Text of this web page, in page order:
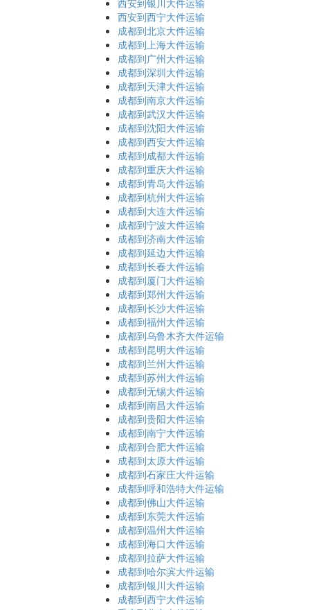
西安到银川大件运输
西安到西宁大件运输
成都到北京大件运输
成都到上海大件运输
成都到广州大件运输
成都到深圳大件运输
成都到天津大件运输
成都到南京大件运输
成都到武汉大件运输
成都到沈阳大件运输
成都到西安大件运输
成都到成都大件运输
成都到重庆大件运输
成都到青岛大件运输
成都到杭州大件运输
成都到大连大件运输
成都到宁波大件运输
成都到济南大件运输
成都到延边大件运输
成都到长春大件运输
成都到厦门大件运输
成都到郑州大件运输
成都到长沙大件运输
成都到福州大件运输
成都到乌鲁木齐大件运输
成都到昆明大件运输
成都到兰州大件运输
成都到苏州大件运输
成都到无锡大件运输
成都到南昌大件运输
成都到贵阳大件运输
成都到南宁大件运输
成都到合肥大件运输
成都到太原大件运输
成都到石家庄大件运输
成都到呼和浩特大件运输
成都到佛山大件运输
成都到东莞大件运输
成都到温州大件运输
成都到海口大件运输
成都到拉萨大件运输
成都到哈尔滨大件运输
成都到银川大件运输
成都到西宁大件运输